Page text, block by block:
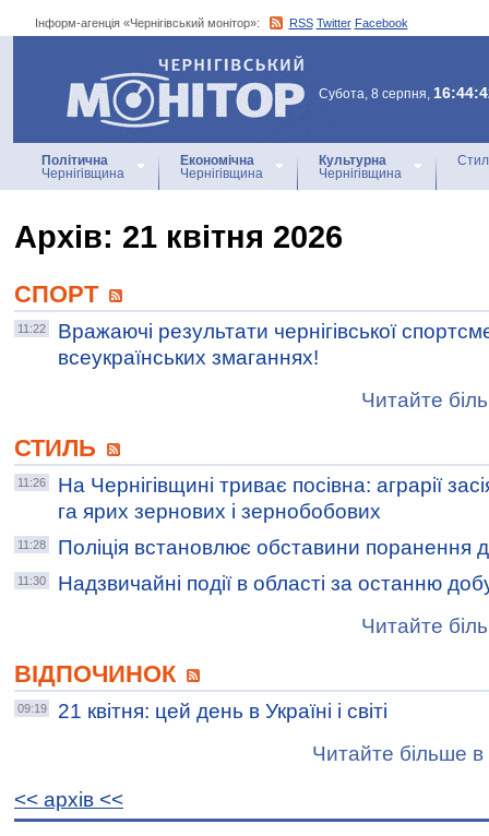
Інформ-агенція «Чернігівський монітор»: RSS Twitter Facebook
Інформ-агенція
«Чернігівський монітор»
Субота, 8 серпня,
Політична
Чернігівщина
Економічна
Чернігівщина
Культурна
Чернігівщина
Архiв: 21 квітня 2026
СПОРТ
11:22
Вражаючі результати чернігівської
всеукраїнських змаганнях!
Читайте
СТИЛЬ
11:26
На Чернігівщині триває посівна: аграрії
га ярих зернових і зернобобових
11:28 Поліція встановлює обставини поранення
11:30
Надзвичайні події в області за останню
Читайте
ВІДПОЧИНОК
09:19
21 квітня: цей день в Україні і світі
Читайте більше в
<< архiв <<